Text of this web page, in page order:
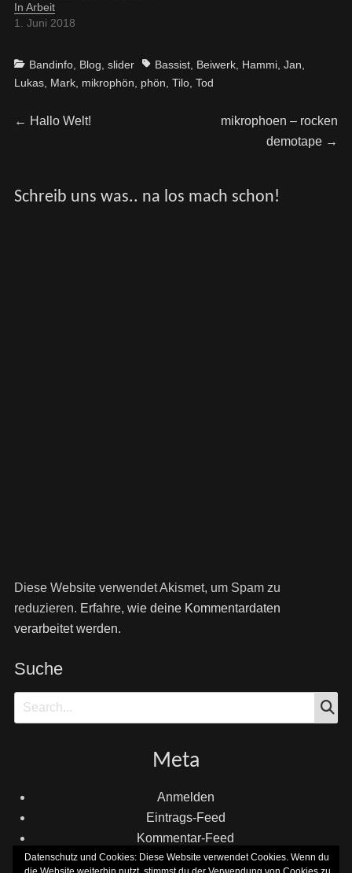
In Arbeit
1. Juni 2018
Categories
Bandinfo, Blog, slider TagsBassist, Beiwerk, Hammi, Jan,
Lukas, Mark, mikrophön, phön, Tilo, Tod
Beitragsnavigation
← Previous
Hallo Welt!
Next
mikrophoen – rocken
demotape →
Schreib uns was.. na los mach schon!
Diese Website verwendet Akismet, um Spam zu
reduzieren. Erfahre, wie deine Kommentardaten
verarbeitet werden.
Suche
Search
for:
Meta
Anmelden
Eintrags-Feed
Kommentar-Feed
WordPress.org
Datenschutz und Cookies: Diese Website verwendet Cookies. Wenn du